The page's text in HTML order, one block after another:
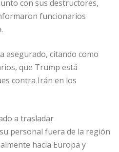
con sus destructores,
funcionarios
asegurado, citando como
que Trump está
contra Irán en los
a trasladar
personal fuera de la región
hacia Europa y